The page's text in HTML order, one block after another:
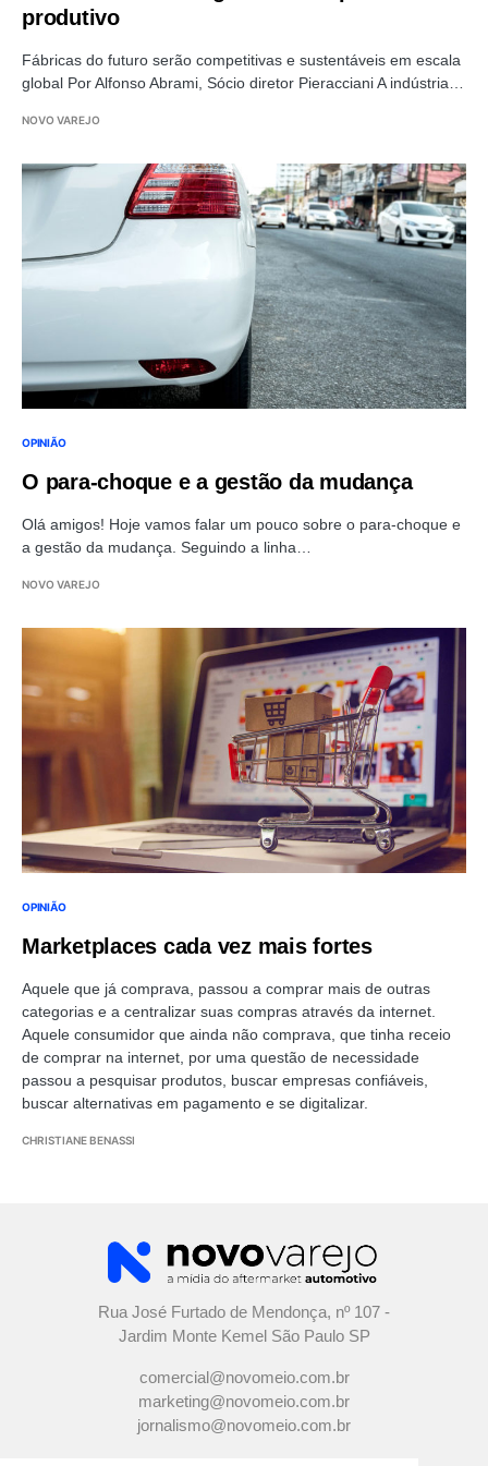
produtivo
Fábricas do futuro serão competitivas e sustentáveis em escala
global Por Alfonso Abrami, Sócio diretor Pieracciani A indústria…
NOVO VAREJO
OPINIÃO
O para-choque e a gestão da mudança
Olá amigos! Hoje vamos falar um pouco sobre o para-choque e
a gestão da mudança. Seguindo a linha…
NOVO VAREJO
OPINIÃO
Marketplaces cada vez mais fortes
Aquele que já comprava, passou a comprar mais de outras
categorias e a centralizar suas compras através da internet.
Aquele consumidor que ainda não comprava, que tinha receio
de comprar na internet, por uma questão de necessidade
passou a pesquisar produtos, buscar empresas confiáveis,
buscar alternativas em pagamento e se digitalizar.
CHRISTIANE BENASSI
Rua José Furtado de Mendonça, nº 107 -
Jardim Monte Kemel São Paulo SP
comercial@novomeio.com.br
marketing@novomeio.com.br
jornalismo@novomeio.com.br